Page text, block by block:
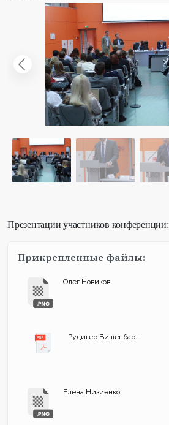
Презентации участников конференции:
Прикрепленные файлы:
Олег Новиков
Рудигер Вишенбарт
Елена Низиенко